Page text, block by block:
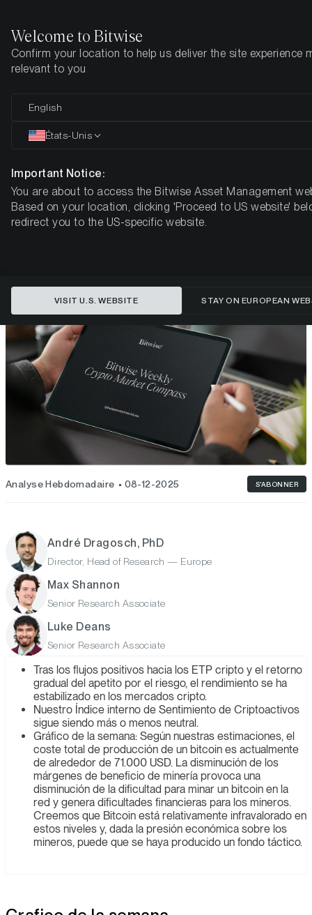
Page d'accueil Market Updates Week 50, 2025
Cet article n’est disponible qu’en anglais
infravaloración de Bitcoin y el
cambio en la Fed indicarían un
repunte
Analyse Hebdomadaire 08-12-2025 S'ABONNER
André Dragosch, PhD
Director, Head of Research — Europe
Max Shannon
Senior Research Associate
Luke Deans
Senior Research Associate
Tras los flujos positivos hacia los ETP cripto y el retorno
gradual del apetito por el riesgo, el rendimiento se ha
estabilizado en los mercados cripto.
Nuestro Índice interno de Sentimiento de Criptoactivos
sigue siendo más o menos neutral.
Gráfico de la semana: Según nuestras estimaciones, el
coste total de producción de un bitcoin es actualmente
de alrededor de 71.000 USD. La disminución de los
márgenes de beneficio de minería provoca una
disminución de la dificultad para minar un bitcoin en la
red y genera dificultades financieras para los mineros.
Creemos que Bitcoin está relativamente infravalorado en
estos niveles y, dada la presión económica sobre los
mineros, puede que se haya producido un fondo táctico.
Welcome to Bitwise
Confirm your location to help us deliver the site experience
relevant to you
English
États-Unis
Important Notice:
You are about to access the Bitwise Asset Management
Based on your location, clicking 'Proceed to US website'
redirect you to the US-specific website.
VISIT U.S. WEBSITE STAY ON EUROPEAN